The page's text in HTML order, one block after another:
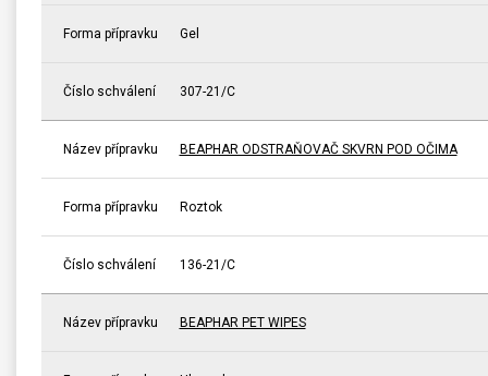
Forma přípravku Gel
Číslo schválení 307-21/C
Název přípravku BEAPHAR ODSTRAŇOVAČ SKVRN POD OČIMA
Forma přípravku Roztok
Číslo schválení 136-21/C
Název přípravku BEAPHAR PET WIPES